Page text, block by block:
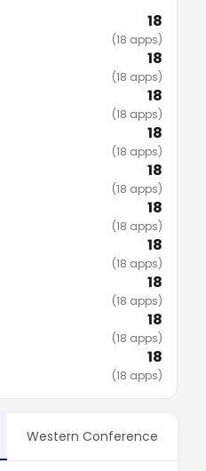
18
(18 apps)
18
(18 apps)
18
(18 apps)
18
(18 apps)
18
(18 apps)
18
(18 apps)
18
(18 apps)
18
(18 apps)
18
(18 apps)
18
(18 apps)
Western Conference